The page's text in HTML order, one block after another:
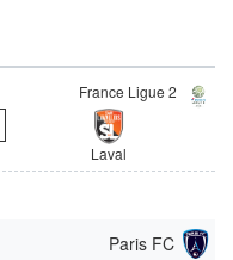
France Ligue 2
Laval
Paris FC